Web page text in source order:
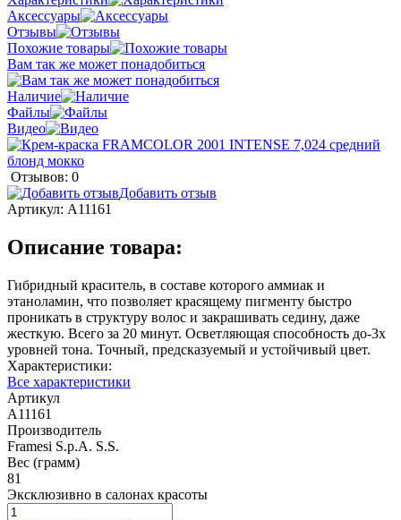
Аксессуары
Отзывы
Похожие товары
Вам так же может понадобиться
Наличие
Файлы
Видео
Отзывов: 0
Добавить отзыв
Артикул: A11161
Описание товара:
Гибридный краситель, в составе которого аммиак и
этаноламин, что позволяет красящему пигменту быстро
проникать в структуру волос и закрашивать седину, даже
жесткую. Всего за 20 минут. Осветляющая способность до-3х
уровней тона. Точный, предсказуемый и устойчивый цвет.
Характеристики:
Все характеристики
Артикул
A11161
Производитель
Framesi S.p.A. S.S.
Вес (грамм)
81
Эксклюзивно в салонах красоты